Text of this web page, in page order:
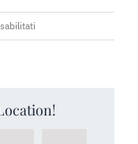
ciottolando-